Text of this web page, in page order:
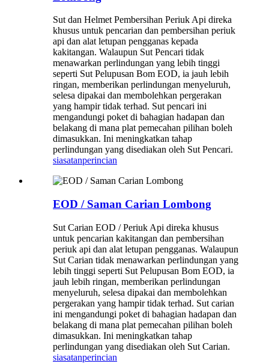
Sut dan Helmet Pembersihan Periuk Api direka
khusus untuk pencarian dan pembersihan periuk
api dan alat letupan pengganas kepada
kakitangan. Walaupun Sut Pencari tidak
menawarkan perlindungan yang lebih tinggi
seperti Sut Pelupusan Bom EOD, ia jauh lebih
ringan, memberikan perlindungan menyeluruh,
selesa dipakai dan membolehkan pergerakan
yang hampir tidak terhad. Sut pencari ini
mengandungi poket di bahagian hadapan dan
belakang di mana plat pemecahan pilihan boleh
dimasukkan. Ini meningkatkan tahap
perlindungan yang disediakan oleh Sut Pencari.
siasatanperincian
EOD / Saman Carian Lombong
Sut Carian EOD / Periuk Api direka khusus
untuk pencarian kakitangan dan pembersihan
periuk api dan alat letupan pengganas. Walaupun
Sut Carian tidak menawarkan perlindungan yang
lebih tinggi seperti Sut Pelupusan Bom EOD, ia
jauh lebih ringan, memberikan perlindungan
menyeluruh, selesa dipakai dan membolehkan
pergerakan yang hampir tidak terhad. Sut carian
ini mengandungi poket di bahagian hadapan dan
belakang di mana plat pemecahan pilihan boleh
dimasukkan. Ini meningkatkan tahap
perlindungan yang disediakan oleh Sut Carian.
siasatanperincian